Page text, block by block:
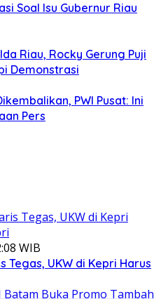
Soal Isu Gubernur Riau
Riau, Rocky Gerung Puji
Demonstrasi
PWI Pusat: Ini
Pers
WIB
Tegas, UKW di Kepri Harus